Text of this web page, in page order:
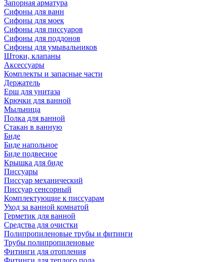
Запорная арматура
Сифоны для ванн
Сифоны для моек
Сифоны для писсуаров
Сифоны для поддонов
Сифоны для умывальников
Штоки, клапаны
Аксессуары
Комплекты и запасные части
Держатель
Ерш для унитаза
Крючки для ванной
Мыльница
Полка для ванной
Стакан в ванную
Биде
Биде напольное
Биде подвесное
Крышка для биде
Писсуары
Писсуар механический
Писсуар сенсорный
Комплектующие к писсуарам
Уход за ванной комнатой
Герметик для ванной
Средства для очистки
Полипропиленовые трубы и фитинги
Трубы полипропиленовые
Фитинги для отопления
Фитинги для теплого пола